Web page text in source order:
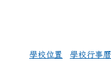
學校位置 學校行事曆